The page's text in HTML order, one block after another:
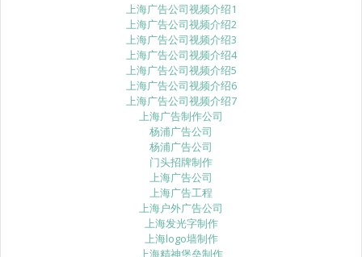
上海广告公司视频介绍1
上海广告公司视频介绍2
上海广告公司视频介绍3
上海广告公司视频介绍4
上海广告公司视频介绍5
上海广告公司视频介绍6
上海广告公司视频介绍7
上海广告制作公司
杨浦广告公司
杨浦广告公司
门头招牌制作
上海广告公司
上海广告工程
上海户外广告公司
上海发光字制作
上海logo墙制作
上海精神堡垒制作